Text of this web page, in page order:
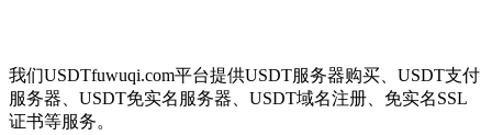
我们USDTfuwuqi.com平台提供USDT服务器购买、USDT支付
服务器、USDT免实名服务器、USDT域名注册、免实名SSL
证书等服务。